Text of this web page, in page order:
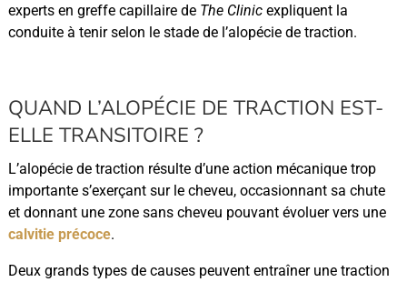
experts en greffe capillaire de The Clinic expliquent la
conduite à tenir selon le stade de l’alopécie de traction.
QUAND L’ALOPÉCIE DE TRACTION EST-
ELLE TRANSITOIRE ?
L’alopécie de traction résulte d’une action mécanique trop
importante s’exerçant sur le cheveu, occasionnant sa chute
et donnant une zone sans cheveu pouvant évoluer vers une
calvitie précoce.
Deux grands types de causes peuvent entraîner une traction